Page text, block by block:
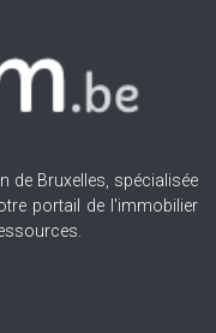
de Bruxelles, spécialisée
portail de l'immobilier